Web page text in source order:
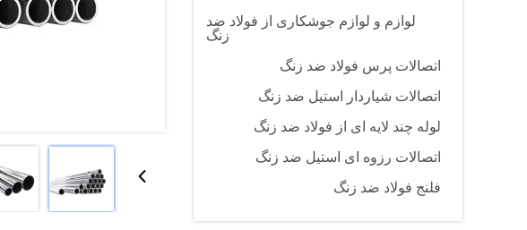
لوازم و لوازم جوشکاری از فولاد ضد
زنگ
اتصالات پرس فولاد ضد زنگ
اتصالات شیاردار استیل ضد زنگ
لوله چند لایه ای از فولاد ضد زنگ
اتصالات رزوه ای استیل ضد زنگ
فلنج فولاد ضد زنگ